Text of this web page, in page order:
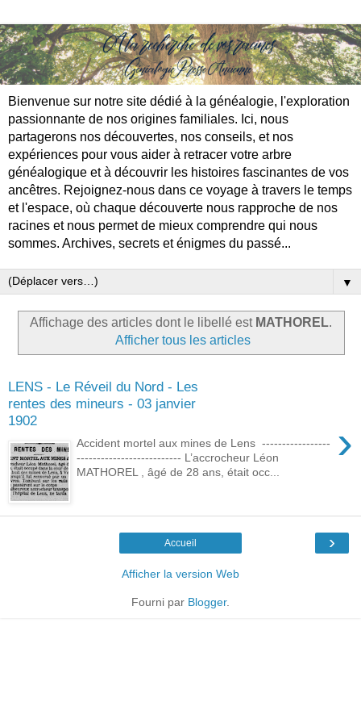
Bienvenue sur notre site dédié à la généalogie, l'exploration
passionnante de nos origines familiales. Ici, nous
partagerons nos découvertes, nos conseils, et nos
expériences pour vous aider à retracer votre arbre
généalogique et à découvrir les histoires fascinantes de vos
ancêtres. Rejoignez-nous dans ce voyage à travers le temps
et l'espace, où chaque découverte nous rapproche de nos
racines et nous permet de mieux comprendre qui nous
sommes. Archives, secrets et énigmes du passé...
▼
Affichage des articles dont le libellé est MATHOREL.
Afficher tous les articles
LENS - Le Réveil du Nord - Les
rentes des mineurs - 03 janvier
1902
›
Accident mortel aux mines de Lens -----------------
-------------------------- L’accrocheur Léon
MATHOREL , âgé de 28 ans, était occ...
›
Accueil
Afficher la version Web
Fourni par Blogger.